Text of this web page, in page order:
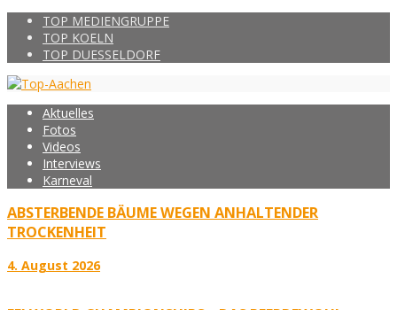
TOP MEDIENGRUPPE
TOP KOELN
TOP DUESSELDORF
Aktuelles
Fotos
Videos
Interviews
Karneval
ABSTERBENDE BÄUME WEGEN ANHALTENDER
TROCKENHEIT
4. August 2026